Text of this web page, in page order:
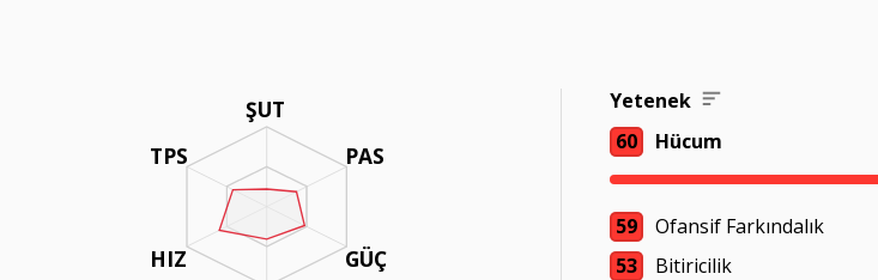
ŞUT
PAS
GÜÇ
TPS
HIZ
Yetenek
60
Hücum
59
Ofansif Farkındalık
53
Bitiricilik